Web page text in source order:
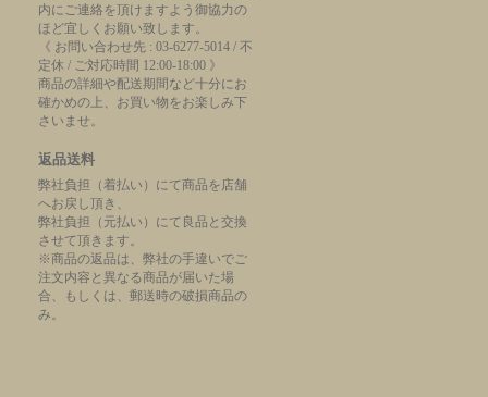
内にご連絡を頂けますよう御協力の
ほど宜しくお願い致します。
《 お問い合わせ先 : 03-6277-5014 / 不
定休 / ご対応時間 12:00-18:00 》
商品の詳細や配送期間など十分にお
確かめの上、お買い物をお楽しみ下
さいませ。
返品送料
弊社負担（着払い）にて商品を店舗
へお戻し頂き、
弊社負担（元払い）にて良品と交換
させて頂きます。
※商品の返品は、弊社の手違いでご
注文内容と異なる商品が届いた場
合、もしくは、郵送時の破損商品の
み。